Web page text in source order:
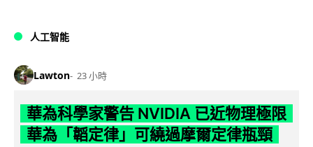
人工智能
Lawton 23 小時
華為科學家警告 NVIDIA 已近物理極限
華為「韜定律」可繞過摩爾定律瓶頸